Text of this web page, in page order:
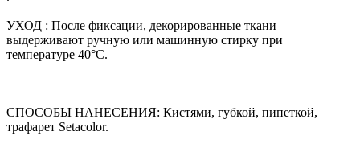
УХОД : После фиксации, декорированные ткани
выдерживают ручную или машинную стирку при
температуре 40°C.
СПОСОБЫ НАНЕСЕНИЯ: Кистями, губкой, пипеткой,
трафарет Setacolor.